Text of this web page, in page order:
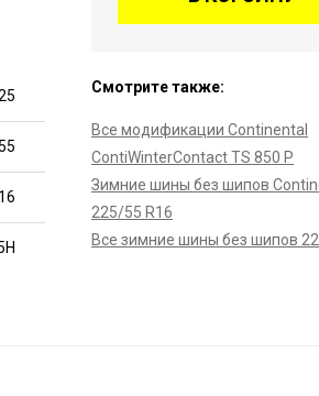
Смотрите также:
Все модификации Continental
ContiWinterContact TS 850 P
Зимние шины без шипов
225/55 R16
Все зимние шины без шипов